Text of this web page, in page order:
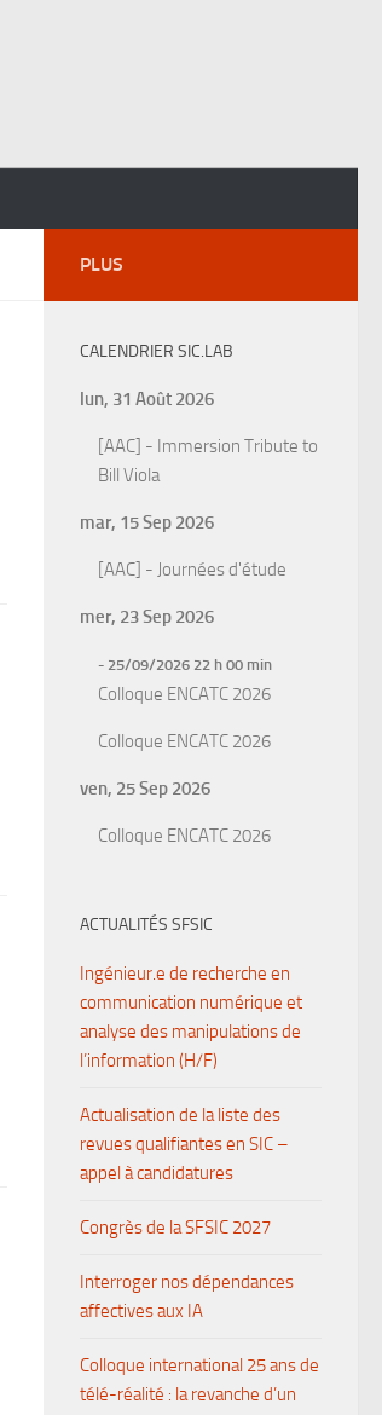
PLUS
CALENDRIER SIC.LAB
lun, 31 Août 2026
[AAC] - Immersion Tribute to
Bill Viola
mar, 15 Sep 2026
[AAC] - Journées d'étude
mer, 23 Sep 2026
- 25/09/2026 22 h 00 min
Colloque ENCATC 2026
Colloque ENCATC 2026
ven, 25 Sep 2026
Colloque ENCATC 2026
ACTUALITÉS SFSIC
Ingénieur.e de recherche en
communication numérique et
analyse des manipulations de
l’information (H/F)
Actualisation de la liste des
revues qualifiantes en SIC –
appel à candidatures
Congrès de la SFSIC 2027
Interroger nos dépendances
affectives aux IA
Colloque international 25 ans de
télé-réalité : la revanche d’un